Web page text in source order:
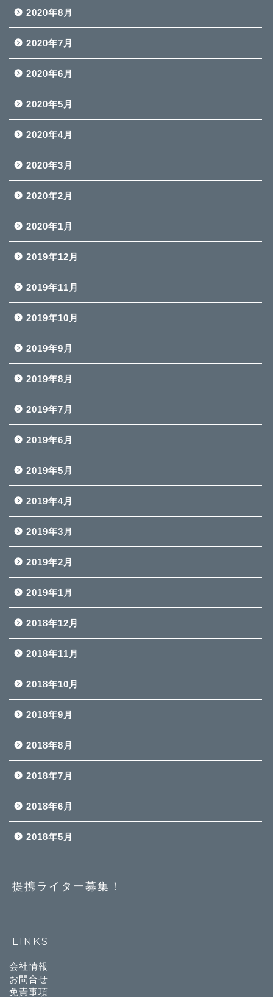
2020年8月
2020年7月
2020年6月
2020年5月
2020年4月
2020年3月
2020年2月
2020年1月
2019年12月
2019年11月
2019年10月
2019年9月
2019年8月
2019年7月
2019年6月
2019年5月
2019年4月
2019年3月
2019年2月
2019年1月
2018年12月
2018年11月
2018年10月
2018年9月
2018年8月
2018年7月
2018年6月
2018年5月
提携ライター募集！
LINKS
会社情報
お問合せ
免責事項